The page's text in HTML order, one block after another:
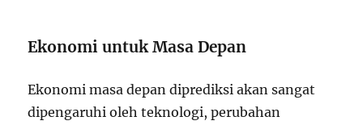
Ekonomi untuk Masa Depan
Ekonomi masa depan diprediksi akan sangat
dipengaruhi oleh teknologi, perubahan